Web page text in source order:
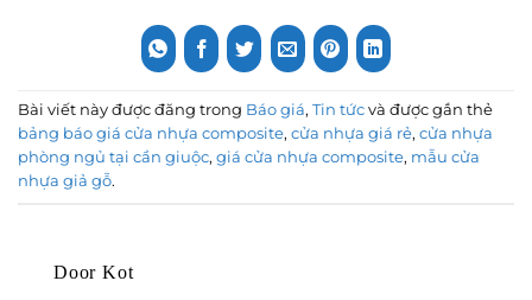
Bài viết này được đăng trong Báo giá, Tin tức và được gắn thẻ
bảng báo giá cửa nhựa composite, cửa nhựa giá rẻ, cửa nhựa
phòng ngủ tại cần giuộc, giá cửa nhựa composite, mẫu cửa
nhựa giả gỗ.
Door Kot